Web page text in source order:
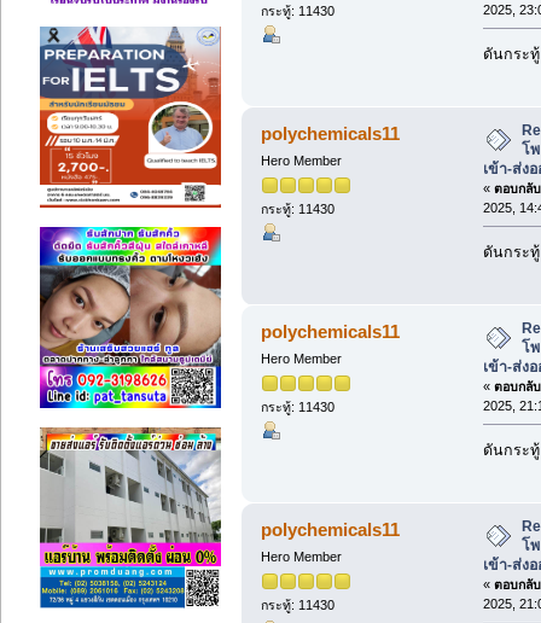
กระทู้: 11430
2025,
ดันกระทู้
polychemicals11
Hero Member
กระทู้: 11430
โ
เข้า-ส่ง
« ตอบกลั
2025,
ดันกระทู้
polychemicals11
Hero Member
กระทู้: 11430
โ
เข้า-ส่ง
« ตอบกลั
2025,
ดันกระทู้
polychemicals11
Hero Member
กระทู้: 11430
โ
เข้า-ส่ง
« ตอบกลั
2025,